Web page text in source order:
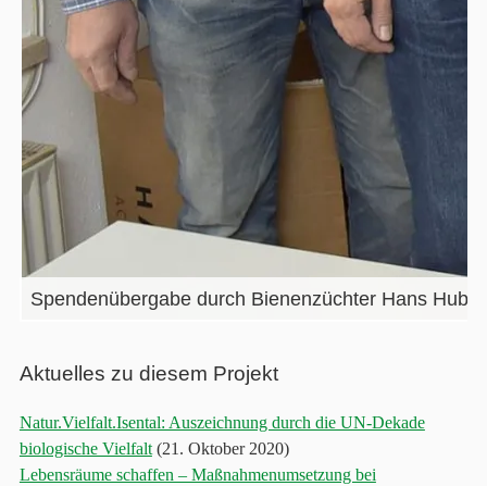
Spendenübergabe durch Bienenzüchter Hans
Aktuelles zu diesem Projekt
Natur.Vielfalt.Isental: Auszeichnung durch die UN-Dekade
biologische Vielfalt(21. Oktober 2020)
Lebensräume schaffen – Maßnahmenumsetzung bei